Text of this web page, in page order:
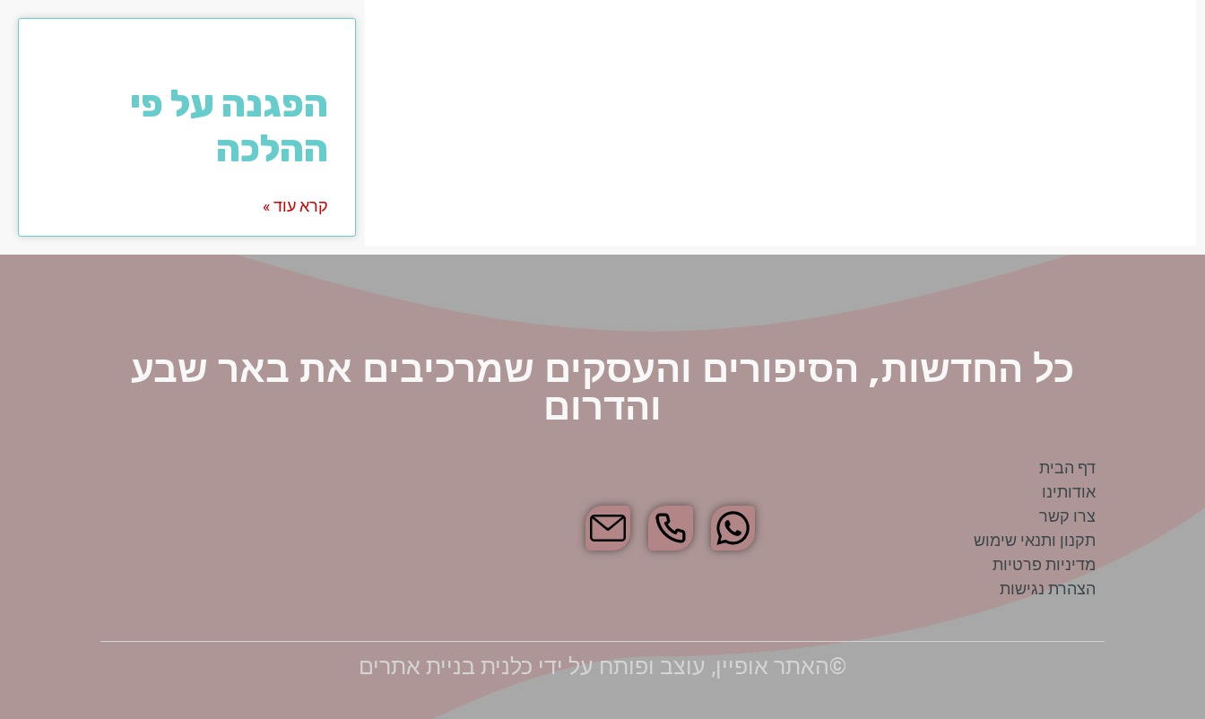
הפגנה על פי
ההלכה
קרא עוד »
כל החדשות, הסיפורים והעסקים שמרכיבים את באר שבע
והדרום
דף הבית
אודותינו
צרו קשר
תקנון ותנאי שימוש
מדיניות פרטיות
הצהרת נגישות
©האתר אופיין, עוצב ופותח על ידי כלנית בניית אתרים